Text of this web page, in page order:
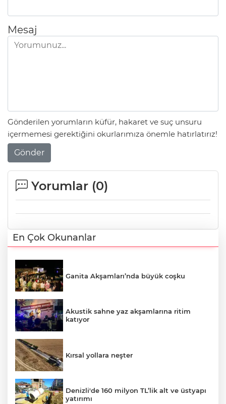
Mesaj
Gönderilen yorumların küfür, hakaret ve suç unsuru
içermemesi gerektiğini okurlarımıza önemle hatırlatırız!
Gönder
Yorumlar (0)
En Çok Okunanlar
Ganita Akşamları’nda büyük coşku
Akustik sahne yaz akşamlarına ritim
katıyor
Kırsal yollara neşter
Denizli'de 160 milyon TL’lik alt ve üstyapı
yatırımı